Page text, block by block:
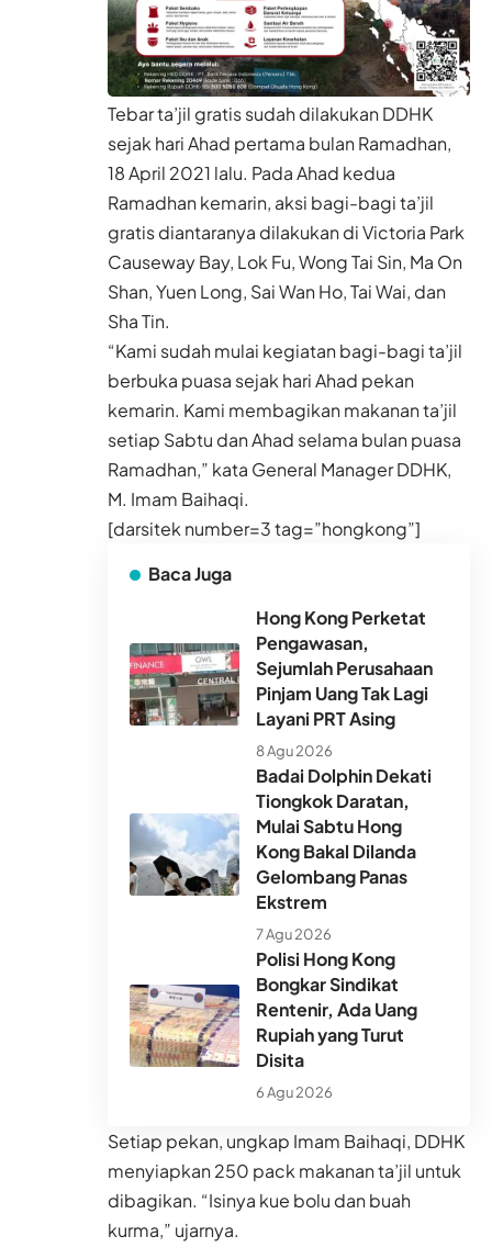
Tebar ta’jil gratis sudah dilakukan DDHK
sejak hari Ahad pertama bulan Ramadhan,
18 April 2021 lalu. Pada Ahad kedua
Ramadhan kemarin, aksi bagi-bagi ta’jil
gratis diantaranya dilakukan di Victoria Park
Causeway Bay, Lok Fu, Wong Tai Sin, Ma On
Shan, Yuen Long, Sai Wan Ho, Tai Wai, dan
Sha Tin.
“Kami sudah mulai kegiatan bagi-bagi ta’jil
berbuka puasa sejak hari Ahad pekan
kemarin. Kami membagikan makanan ta’jil
setiap Sabtu dan Ahad selama bulan puasa
Ramadhan,” kata General Manager DDHK,
M. Imam Baihaqi.
[darsitek number=3 tag=”hongkong”]
Baca Juga
Hong Kong Perketat
Pengawasan,
Sejumlah Perusahaan
Pinjam Uang Tak Lagi
Layani PRT Asing
8 Agu 2026
Badai Dolphin Dekati
Tiongkok Daratan,
Mulai Sabtu Hong
Kong Bakal Dilanda
Gelombang Panas
Ekstrem
7 Agu 2026
Polisi Hong Kong
Bongkar Sindikat
Rentenir, Ada Uang
Rupiah yang Turut
Disita
6 Agu 2026
Setiap pekan, ungkap Imam Baihaqi, DDHK
menyiapkan 250 pack makanan ta’jil untuk
dibagikan. “Isinya kue bolu dan buah
kurma,” ujarnya.